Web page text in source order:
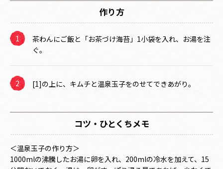
作り方
茶わんにご飯と「お茶づけ海苔」1小袋を入れ、お湯を注
ぐ。
[1]の上に、キムチと温泉玉子をのせてできあがり。
コツ・ひとくちメモ
＜温泉玉子の作り方＞
1000mlの沸騰したお湯に卵を入れ、200mlの冷水を加えて、15